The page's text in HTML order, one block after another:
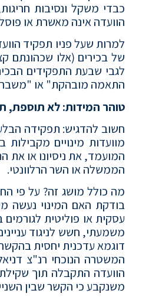
כבדי משקל ונסיבות
הוועדה אינה מאשרת או
למרות שעל פניו תפקיד
של בכירים (אלו שכהונתם
לגבי שבעת התפקידים
התאמה מובהקת" או "משבר
טוהר המידות: לא תוספת,
חשוב להדגיש: תפקידה
מוועדות מינויים מקבילות
המועמד, את ניסיונו או את
הממשלה או השר הרלוונטי.
מה כולל מושג זה? על פי
בודקת האם המינוי נעשה
עסקית או פוליטית
משמעתי, חשש לניגוד
דוגמא עדכנית יחסית
המשטרה הנוכחי רנ"צ
הוועדה התקבלה תוך
משנקבע כי הקשר שבין